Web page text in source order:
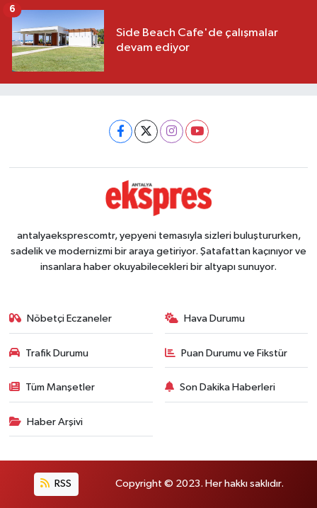
Side Beach Cafe'de çalışmalar
devam ediyor
6
antalyaeksprescomtr, yepyeni temasıyla sizleri buluştururken,
sadelik ve modernizmi bir araya getiriyor. Şatafattan kaçınıyor ve
insanlara haber okuyabilecekleri bir altyapı sunuyor.
Nöbetçi Eczaneler Hava Durumu
Trafik Durumu Puan Durumu ve Fikstür
Tüm Manşetler Son Dakika Haberleri
Haber Arşivi
RSS Copyright © 2023. Her hakkı saklıdır.